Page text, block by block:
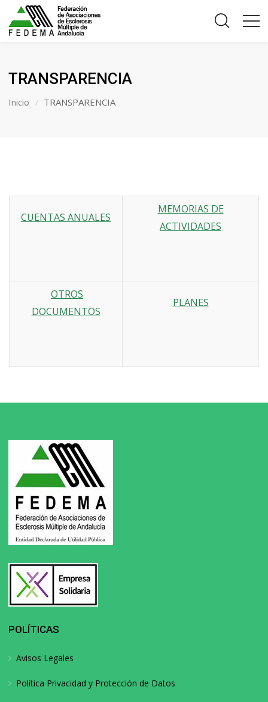
TRANSPARENCIA
Inicio TRANSPARENCIA
CUENTAS ANUALES
MEMORIAS DE
ACTIVIDADES
OTROS
DOCUMENTOS
PLANES
POLÍTICAS
Avisos Legales
Política Privacidad y Protección de Datos